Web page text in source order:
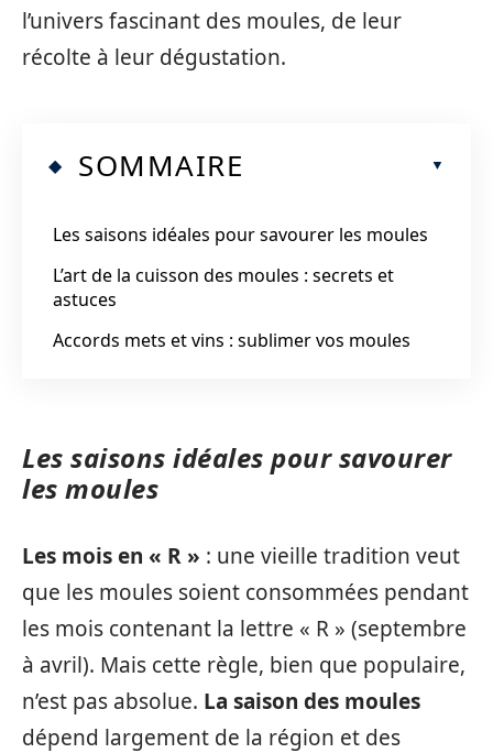
l’univers fascinant des moules, de leur
récolte à leur dégustation.
SOMMAIRE
Les saisons idéales pour savourer les moules
L’art de la cuisson des moules : secrets et
astuces
Accords mets et vins : sublimer vos moules
Les saisons idéales pour savourer
les moules
Les mois en « R » : une vieille tradition veut
que les moules soient consommées pendant
les mois contenant la lettre « R » (septembre
à avril). Mais cette règle, bien que populaire,
n’est pas absolue. La saison des moules
dépend largement de la région et des